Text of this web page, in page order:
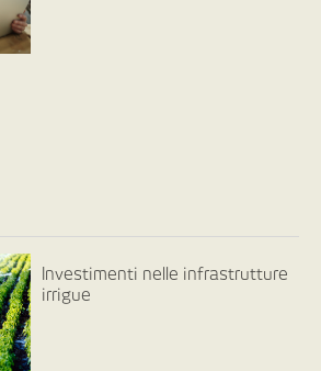
Investimenti nelle infrastrutture
irrigue